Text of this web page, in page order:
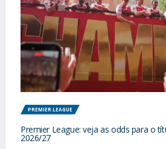
PREMIER LEAGUE
Premier League: veja as odds para o
2026/27